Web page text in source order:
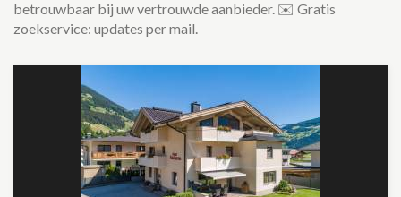
betrouwbaar bij uw vertrouwde aanbieder. ✉️ Gratis
zoekservice: updates per mail.